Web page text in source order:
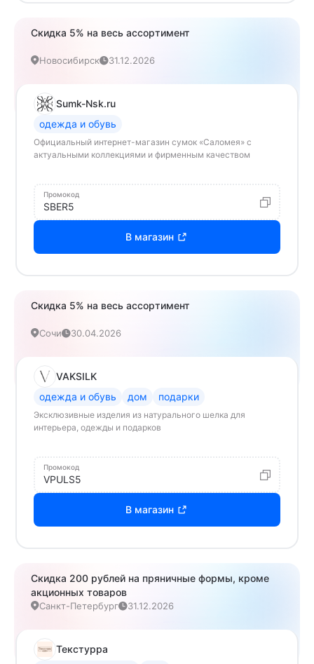
Скидка 5% на весь ассортимент
Новосибирск 31.12.2026
Sumk-Nsk.ru
одежда и обувь
Официальный интернет-магазин сумок «Саломея» с
актуальными коллекциями и фирменным качеством
Промокод
SBER5
В магазин
Скидка 5% на весь ассортимент
Сочи 30.04.2026
VAKSILK
одежда и обувь
дом подарки
Эксклюзивные изделия из натурального шелка для
интерьера, одежды и подарков
Промокод
VPULS5
В магазин
Скидка 200 рублей на пряничные формы, кроме
акционных товаров
Санкт-Петербург 31.12.2026
Текстурра